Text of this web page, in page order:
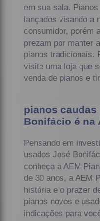
em sua sala.
lançados visando a
consumidor, porém
prezam por manter
pianos tradicionais.
visite uma loja que
venda de pianos e
pianos caudas
Bonifácio é na
Pensando em
usados José
conheça a AEM
de 30 anos, a AEM
história e o prazer
pianos novos e
indicações para